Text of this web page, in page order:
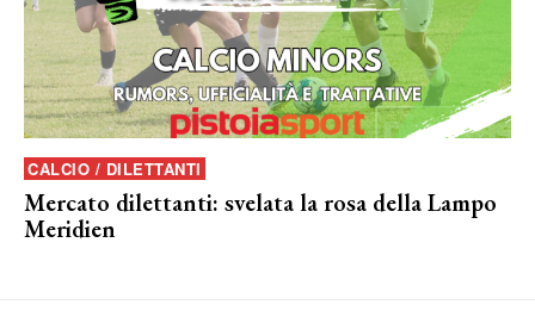
CALCIO / DILETTANTI
Mercato dilettanti: svelata la rosa della Lampo
Meridien